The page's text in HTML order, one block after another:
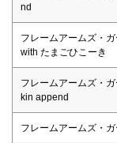
nd
フレームアームズ・
with たまごひこーき
フレームアームズ・
kin append
フレームアームズ・